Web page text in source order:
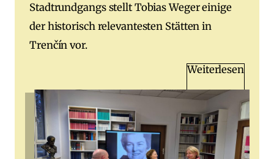
Stadtrundgangs stellt Tobias Weger einige
der historisch relevantesten Stätten in
Trenčín vor.
Weiterlesen